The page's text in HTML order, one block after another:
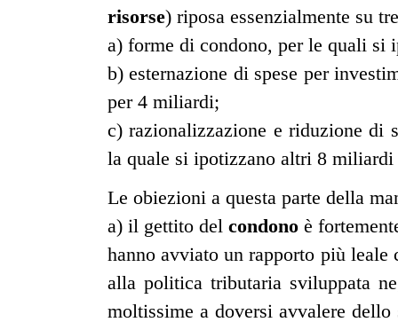
risorse) riposa essenzialmente su
a) forme di condono, per le quali
b) esternazione di spese per
per 4 miliardi;
c) razionalizzazione e riduzione di
la quale si ipotizzano altri 8
Le obiezioni a questa parte della
a) il gettito del condono è
hanno avviato un rapporto più
alla politica tributaria sviluppata
moltissime a doversi avvalere